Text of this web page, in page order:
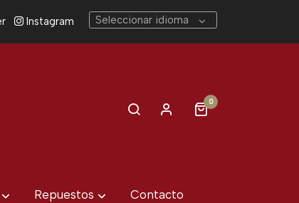
Instagram Seleccionar idioma
0
Repuestos Contacto